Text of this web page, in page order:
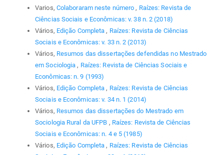
Varios, Colaboraram neste número, Raízes: Revista de
Ciências Sociais e Econômicas: v. 38 n. 2 (2018)
Vários, Edição Completa, Raízes: Revista de Ciências
Sociais e Econômicas: v. 33 n. 2 (2013)
Vários, Resumos das dissertações defendidas no Mestrado
em Sociologia, Raízes: Revista de Ciências Sociais e
Econômicas: n. 9 (1993)
Vários, Edição Completa, Raízes: Revista de Ciências
Sociais e Econômicas: v. 34 n. 1 (2014)
Vários, Resumos das dissertações do Mestrado em
Sociologia Rural da UFPB , Raízes: Revista de Ciências
Sociais e Econômicas: n. 4 e 5 (1985)
Vários, Edição Completa, Raízes: Revista de Ciências